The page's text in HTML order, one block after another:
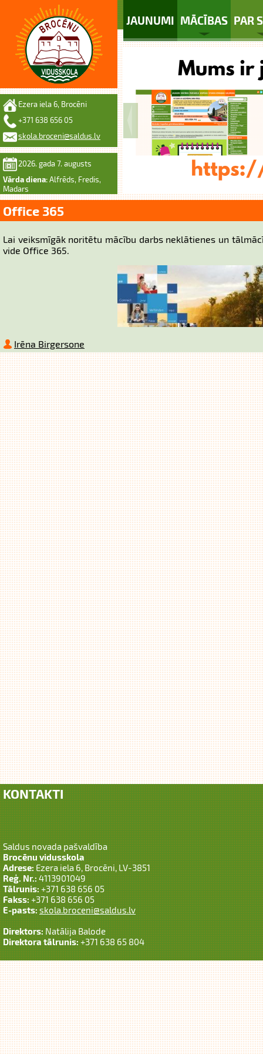
JAUNUMI MĀCĪBAS PAR
Ezera iela 6, Brocēni
+371 638 656 05
skola.broceni@saldus.lv
2026. gada 7. augusts
Vārda diena: Alfrēds, Fredis,
Madars
Office 365
Lai veiksmīgāk noritētu mācību darbs neklātienes un
vide Office 365.
Irēna Birgersone
KONTAKTI
Saldus novada pašvaldība
Brocēnu vidusskola
Adrese:Ezera iela 6, Brocēni, LV-3851
Reģ. Nr.:4113901049
Tālrunis:+371 638 656 05
Fakss:+371 638 656 05
E-pasts:skola.broceni@saldus.lv
Direktors:Natālija Balode
Direktora tālrunis:+371 638 65 804